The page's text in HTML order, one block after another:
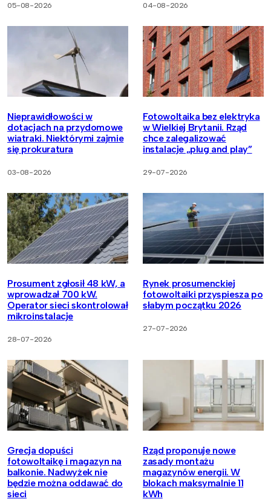
05-08-2026 04-08-2026
Nieprawidłowości w
dotacjach na przydomowe
wiatraki. Niektórymi zajmie
się prokuratura
03-08-2026
Fotowoltaika bez elektryka
w Wielkiej Brytanii. Rząd
chce zalegalizować
instalacje „plug and play”
29-07-2026
Prosument zgłosił 48 kW, a
wprowadzał 700 kW.
Operator sieci skontrolował
mikroinstalacje
28-07-2026
Rynek prosumenckiej
fotowoltaiki przyspiesza po
słabym początku 2026
27-07-2026
Grecja dopuści
fotowoltaikę i magazyn na
balkonie. Nadwyżek nie
będzie można oddawać do
sieci
Rząd proponuje nowe
zasady montażu
magazynów energii. W
blokach maksymalnie 11
kWh